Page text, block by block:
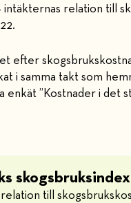
relation till
efter
i samma takt som
enkät ”Kostnader i det
skogsbruksindex
till